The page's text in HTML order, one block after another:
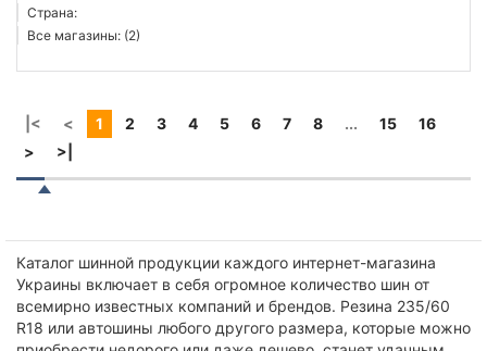
Страна:
Все магазины: (2)
|< < 1 2 3 4 5 6 7 8 ... 15
16
>
>|
Каталог шинной продукции каждого интернет-магазина
Украины включает в себя огромное количество шин от
всемирно известных компаний и брендов. Резина 235/60
R18 или автошины любого другого размера, которые можно